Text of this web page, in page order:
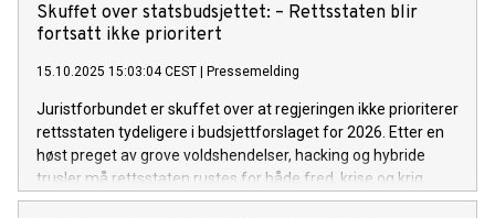
Skuffet over statsbudsjettet: – Rettsstaten blir
fortsatt ikke prioritert
15.10.2025 15:03:04 CEST | Pressemelding
Juristforbundet er skuffet over at regjeringen ikke prioriterer
rettsstaten tydeligere i budsjettforslaget for 2026. Etter en
høst preget av grove voldshendelser, hacking og hybride
trusler må rettsstaten rustes for både fred, krise og krig.